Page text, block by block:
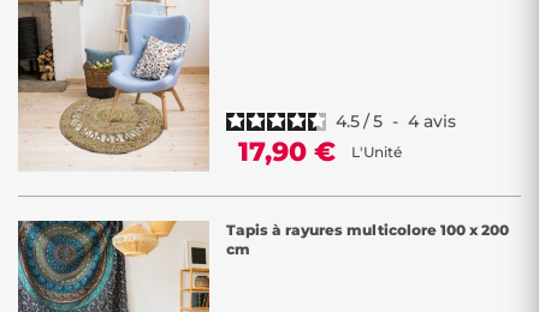
4.5/5 - 4 avis
17,90 € L'Unité
Tapis à rayures multicolore 100 x 200
cm